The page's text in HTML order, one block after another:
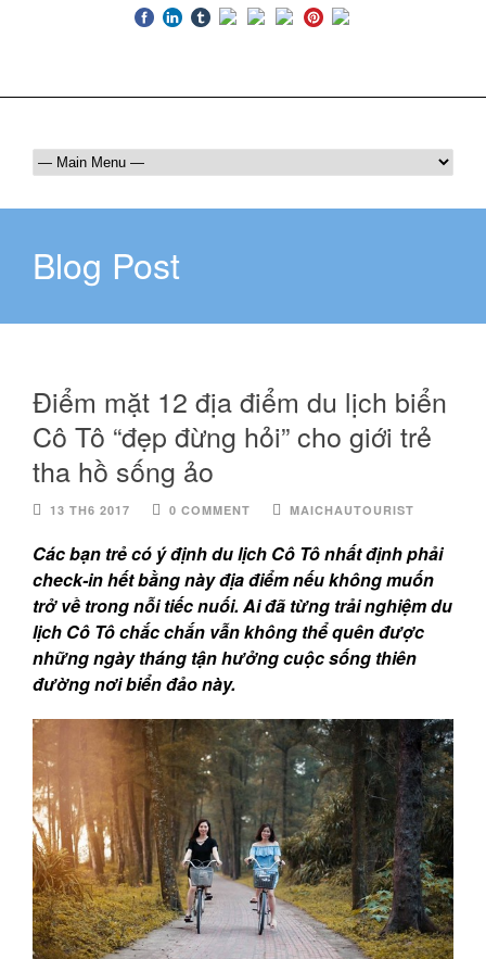
Blog Post
Điểm mặt 12 địa điểm du lịch biển
Cô Tô “đẹp đừng hỏi” cho giới trẻ
tha hồ sống ảo
13 TH6 2017 0 COMMENT MAICHAUTOURIST
Các bạn trẻ có ý định du lịch Cô Tô nhất định phải
check-in hết bằng này địa điểm nếu không muốn
trở về trong nỗi tiếc nuối. Ai đã từng trải nghiệm du
lịch Cô Tô chắc chắn vẫn không thể quên được
những ngày tháng tận hưởng cuộc sống thiên
đường nơi biển đảo này.